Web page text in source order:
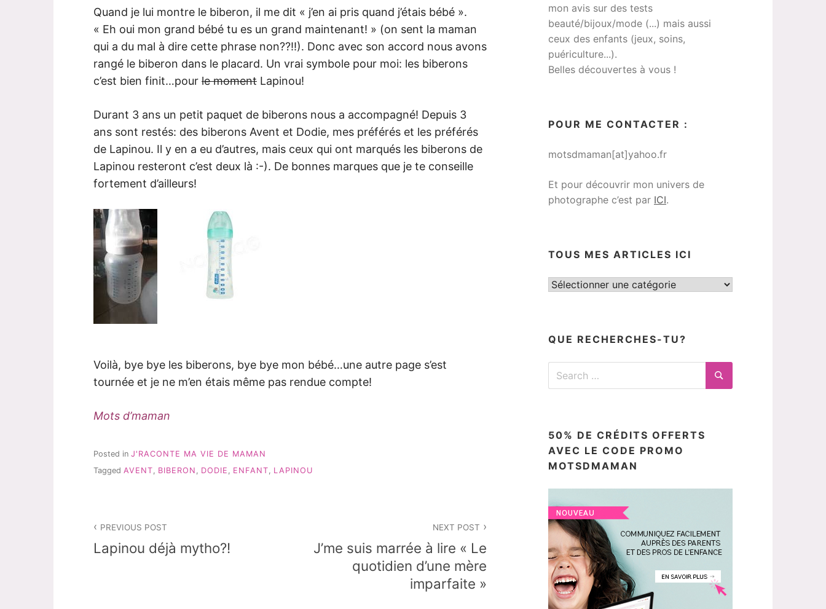
Quand je lui montre le biberon, il me dit « j’en ai pris quand j’étais bébé ».
« Eh oui mon grand bébé tu es un grand maintenant! » (on sent la maman
qui a du mal à dire cette phrase non??!!). Donc avec son accord nous avons
rangé le biberon dans le placard. Un vrai symbole pour moi: les biberons
c’est bien finit…pour le moment Lapinou!
Durant 3 ans un petit paquet de biberons nous a accompagné! Depuis 3
ans sont restés: des biberons Avent et Dodie, mes préférés et les préférés
de Lapinou. Il y en a eu d’autres, mais ceux qui ont marqués les biberons de
Lapinou resteront c’est deux là :-). De bonnes marques que je te conseille
fortement d’ailleurs!
Voilà, bye bye les biberons, bye bye mon bébé…une autre page s’est
tournée et je ne m’en étais même pas rendue compte!
Mots d’maman
Posted in J'RACONTE MA VIE DE MAMAN
Tagged AVENT BIBERON DODIE ENFANT LAPINOU
de
PREVIOUS POST
Lapinou déjà mytho?!
NEXT POST
J’me suis marrée à lire « Le
quotidien d’une mère
imparfaite »
mon avis sur des tests
beauté/bijoux/mode (...) mais aussi
ceux des enfants (jeux, soins,
puériculture...).
Belles découvertes à vous !
POUR ME CONTACTER :
motsdmaman[at]yahoo.fr
Et pour découvrir mon univers de
photographe c’est par ICI.
TOUS MES ARTICLES ICI
Tous
QUE RECHERCHES-TU?
Search
Search
50% DE CRÉDITS OFFERTS
AVEC LE CODE PROMO
MOTSDMAMAN